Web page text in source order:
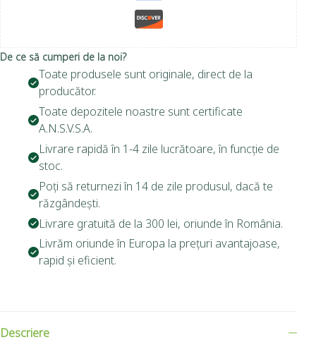
De ce să cumperi de la noi?
Toate produsele sunt originale, direct de la
producător.
Toate depozitele noastre sunt certificate
A.N.S.V.S.A.
Livrare rapidă în 1-4 zile lucrătoare, în funcție de
stoc.
Poți să returnezi în 14 de zile produsul, dacă te
răzgândești.
Livrare gratuită de la 300 lei, oriunde în România.
Livrăm oriunde în Europa la prețuri avantajoase,
rapid și eficient.
Descriere